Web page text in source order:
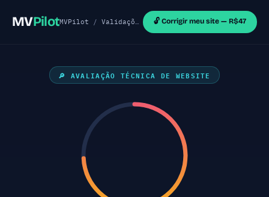
MVPilotMVPilot /Validações de MVP /Sites Outras
🔓 Corrigir meu site — R$47
🔎 AVALIAÇÃO TÉCNICA DE WEBSITE